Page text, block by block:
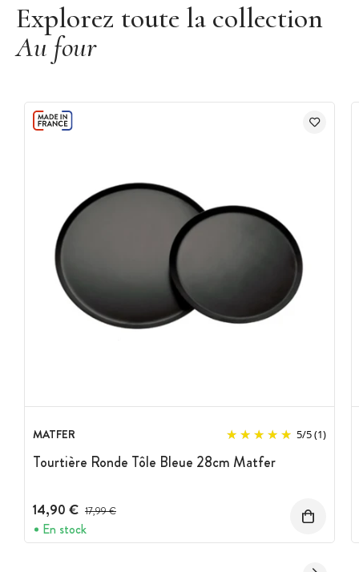
broche à embout carrée à une triangulaire. Le Fourléo s'adapte à
tous les types de fours.
Caractéristiques du Fourléo:
25 cm de longueur
17 cm de diamètre
Adaptateur tournebroche embout carré ou triangle.
Le Fourléo est garanti 2 ans par le constructeur
Explorez toute la collection
Au four
MATFER 5/5(1)
Tourtière Ronde Tôle Bleue 28cm Matfer
14,90 € Prix avant réduction :
17,99 €
En stock